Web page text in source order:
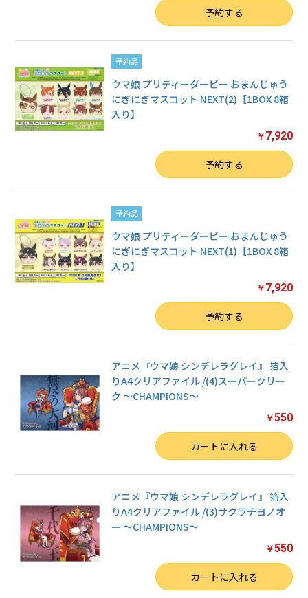
予約する
予約品
ウマ娘 プリティーダービー おまんじゅう
にぎにぎマスコット NEXT(2)【1BOX 8箱
入り】
￥ 7,920
予約する
予約品
ウマ娘 プリティーダービー おまんじゅう
にぎにぎマスコット NEXT(1)【1BOX 8箱
入り】
￥ 7,920
予約する
アニメ『ウマ娘 シンデレラグレイ』 箔入
りA4クリアファイル /(4)スーパークリー
ク 〜CHAMPIONS〜
￥550
カートに入れる
アニメ『ウマ娘 シンデレラグレイ』 箔入
りA4クリアファイル /(3)サクラチヨノオ
ー 〜CHAMPIONS〜
￥550
カートに入れる